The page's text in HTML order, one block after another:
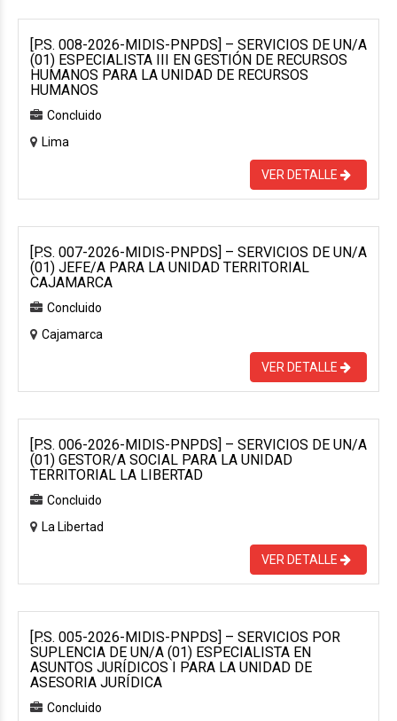
[P.S. 008-2026-MIDIS-PNPDS] – SERVICIOS DE UN/A
(01) ESPECIALISTA III EN GESTIÓN DE RECURSOS
HUMANOS PARA LA UNIDAD DE RECURSOS
HUMANOS
Concluido
Lima
VER DETALLE
[P.S. 007-2026-MIDIS-PNPDS] – SERVICIOS DE UN/A
(01) JEFE/A PARA LA UNIDAD TERRITORIAL
CAJAMARCA
Concluido
Cajamarca
VER DETALLE
[P.S. 006-2026-MIDIS-PNPDS] – SERVICIOS DE UN/A
(01) GESTOR/A SOCIAL PARA LA UNIDAD
TERRITORIAL LA LIBERTAD
Concluido
La Libertad
VER DETALLE
[P.S. 005-2026-MIDIS-PNPDS] – SERVICIOS POR
SUPLENCIA DE UN/A (01) ESPECIALISTA EN
ASUNTOS JURÍDICOS I PARA LA UNIDAD DE
ASESORIA JURÍDICA
Concluido